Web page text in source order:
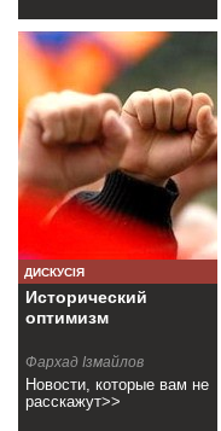
ДИСКУСІЯ
Исторический
оптимизм
Фархад Ізмайлов
Новости, которые вам не
расскажут>>